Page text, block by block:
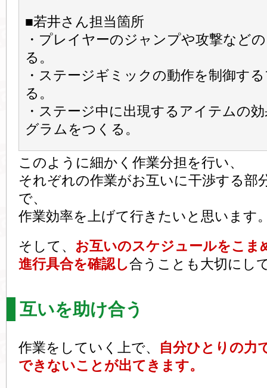
■若井さん担当箇所
・プレイヤーのジャンプや攻撃など
る。
・ステージギミックの動作を制御す
る。
・ステージ中に出現するアイテムの
グラムをつくる。
このように細かく作業分担を行い、
それぞれの作業がお互いに干渉する部
で、
作業効率を上げて行きたいと思います
そして、 お互いのスケジュールをこま
進行具合を確認し合うことも大切にし
互いを助け合う
作業をしていく上で、
自分ひとりの力
できないことが出てきます。